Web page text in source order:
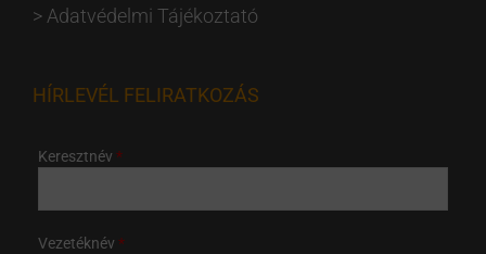
>Adatvédelmi Tájékoztató
HÍRLEVÉL FELIRATKOZÁS
Keresztnév
Vezetéknév